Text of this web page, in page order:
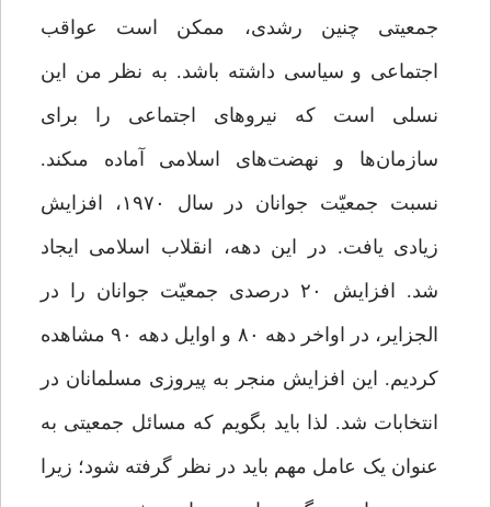
جمعیتى چنین رشدى، ممکن است عواقب
اجتماعى و سیاسى داشته باشد. به نظر من این
نسلى است که نیروهاى اجتماعى را براى
سازمان‌ها و نهضت‌هاى اسلامى آماده مى‏کند.
نسبت جمعیّت جوانان در سال ۱۹۷۰، افزایش
زیادى یافت. در این دهه، انقلاب اسلامى ایجاد
شد. افزایش ۲۰ درصدى جمعیّت جوانان را در
الجزایر، در اواخر دهه ۸۰ و اوایل دهه ۹۰ مشاهده
کردیم. این افزایش منجر به پیروزى مسلمانان در
انتخابات شد. لذا باید بگویم که مسائل جمعیتى به
عنوان یک عامل مهم باید در نظر گرفته شود؛ زیرا